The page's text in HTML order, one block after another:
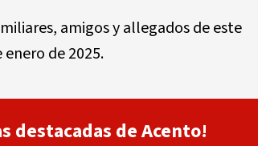
amigos y allegados de este
de 2025.
destacadas de Acento!